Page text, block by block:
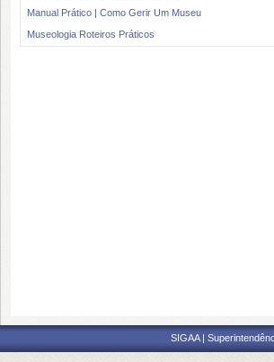
Manual Prático | Como Gerir Um Museu
Museologia Roteiros Práticos
SIGAA |